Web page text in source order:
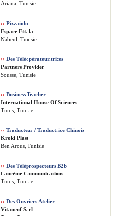
Ariana, Tunisie
›› Pizzaiolo
Espace Ettala
Nabeul, Tunisie
›› Des Téléopérateur.trices
Partners Provider
Sousse, Tunisie
›› Business Teacher
International House Of Sciences
Tunis, Tunisie
›› Traducteur / Traductrice Chinois
Kroki Plast
Ben Arous, Tunisie
›› Des Téléprospecteurs B2b
Lancème Communications
Tunis, Tunisie
›› Des Ouvriers Atelier
Vitaneuf Sarl